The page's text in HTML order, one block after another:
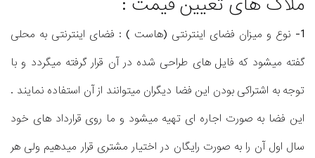
1- نوع و میزان فضای اینترنتی (هاست ) : فضای اینترنتی به محلی
گفته میشود که فایل های طراحی شده در آن قرار گرفته میگردد و با
توجه به اشتراکی بودن این فضا دیگران میتوانند از آن استفاده نمایند .
این فضا به صورت اجاره ای تهیه میشود و ما روی قرارداد های خود
سال اول آن را به صورت رایگان در اختیار مشتری قرار میدهیم ولی هر